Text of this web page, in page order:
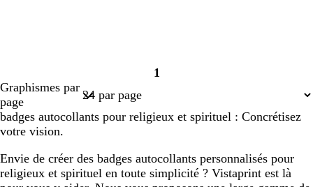
Page
1
Graphismes par
page
badges autocollants pour religieux et spirituel : Concrétisez
votre vision.
Envie de créer des badges autocollants personnalisés pour
religieux et spirituel en toute simplicité ? Vistaprint est là